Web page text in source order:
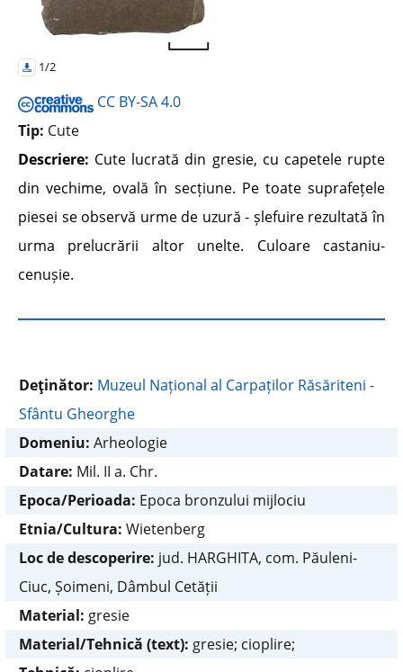
1/2
CC BY-SA 4.0
Tip: Cute
Descriere: Cute lucrată din gresie, cu capetele rupte
din vechime, ovală în secțiune. Pe toate suprafețele
piesei se observă urme de uzură - șlefuire rezultată în
urma prelucrării altor unelte. Culoare castaniu-
cenușie.
Deţinător: Muzeul Național al Carpaților Răsăriteni -
Sfântu Gheorghe
Domeniu: Arheologie
Datare: Mil. II a. Chr.
Epoca/Perioada: Epoca bronzului mijlociu
Etnia/Cultura: Wietenberg
Loc de descoperire: jud. HARGHITA, com. Păuleni-
Ciuc, Șoimeni, Dâmbul Cetății
Material: gresie
Material/Tehnică (text): gresie; cioplire;